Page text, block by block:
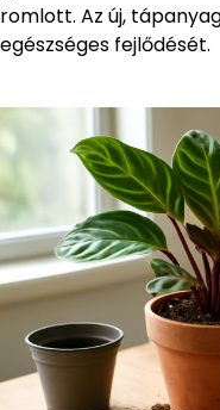
romlott. Az új,
egészséges fejlődését.